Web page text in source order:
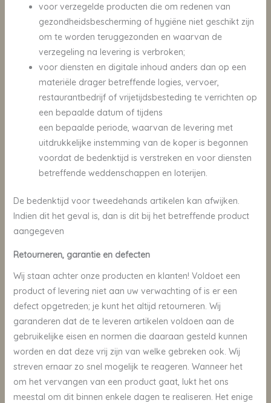
voor verzegelde producten die om redenen van
gezondheidsbescherming of hygiëne niet geschikt zijn
om te worden teruggezonden en waarvan de
verzegeling na levering is verbroken;
voor diensten en digitale inhoud anders dan op een
materiële drager betreffende logies, vervoer,
restaurantbedrijf of vrijetijdsbesteding te verrichten op
een bepaalde datum of tijdens
een bepaalde periode, waarvan de levering met
uitdrukkelijke instemming van de koper is begonnen
voordat de bedenktijd is verstreken en voor diensten
betreffende weddenschappen en loterijen.
De bedenktijd voor tweedehands artikelen kan afwijken.
Indien dit het geval is, dan is dit bij het betreffende product
aangegeven
Retourneren, garantie en defecten
Wij staan achter onze producten en klanten! Voldoet een
product of levering niet aan uw verwachting of is er een
defect opgetreden; je kunt het altijd retourneren. Wij
garanderen dat de te leveren artikelen voldoen aan de
gebruikelijke eisen en normen die daaraan gesteld kunnen
worden en dat deze vrij zijn van welke gebreken ook. Wij
streven ernaar zo snel mogelijk te reageren. Wanneer het
om het vervangen van een product gaat, lukt het ons
meestal om dit binnen enkele dagen te realiseren. Het enige